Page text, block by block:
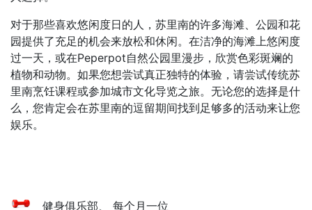
对于那些喜欢悠闲度日的人，苏里南的许多海滩、公园和花
园提供了充足的机会来放松和休闲。在洁净的海滩上悠闲度
过一天，或在Peperpot自然公园里漫步，欣赏色彩斑斓的
植物和动物。如果您想尝试真正独特的体验，请尝试传统苏
里南烹饪课程或参加城市文化导览之旅。无论您的选择是什
么，您肯定会在苏里南的逗留期间找到足够多的活动来让您
娱乐。
健身俱乐部、 每个月一位